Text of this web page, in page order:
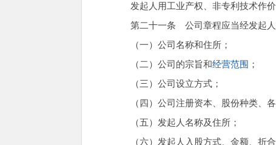
发起人用工业产权、非专利技术作价
第二十一条 公司章程应当经发起人
（一）公司名称和住所；
（二）公司的宗旨和经营范围 ；
（三）公司设立方式；
（四）公司注册资本、股份种类、各
（五）发起人名称及住所；
（六）发起人入股方式、金额、折合